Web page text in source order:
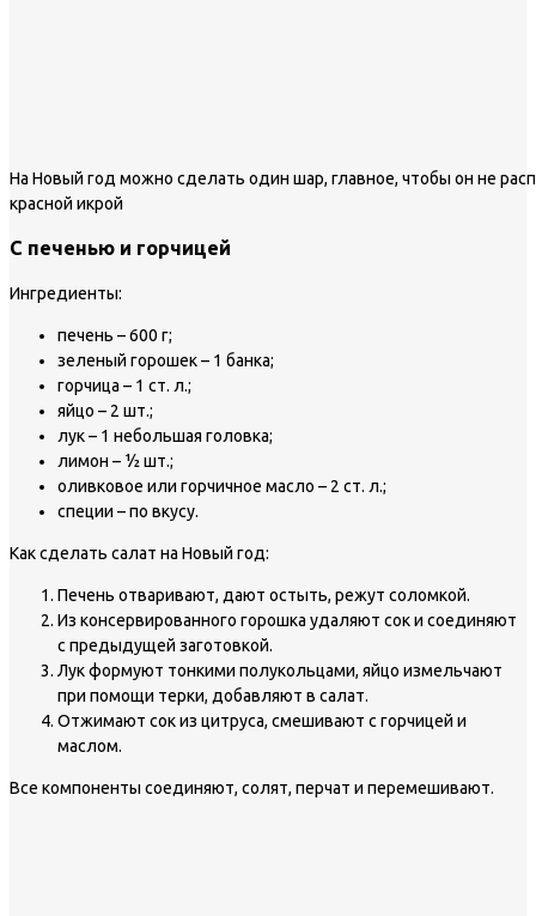
На Новый год можно сделать один шар, главное, чтобы он не
красной икрой
С печенью и горчицей
Ингредиенты:
печень – 600 г;
зеленый горошек – 1 банка;
горчица – 1 ст. л.;
яйцо – 2 шт.;
лук – 1 небольшая головка;
лимон – ½ шт.;
оливковое или горчичное масло – 2 ст. л.;
специи – по вкусу.
Как сделать салат на Новый год:
Печень отваривают, дают остыть, режут соломкой.
Из консервированного горошка удаляют сок и соединяют
с предыдущей заготовкой.
Лук формуют тонкими полукольцами, яйцо измельчают
при помощи терки, добавляют в салат.
Отжимают сок из цитруса, смешивают с горчицей и
маслом.
Все компоненты соединяют, солят, перчат и перемешивают.